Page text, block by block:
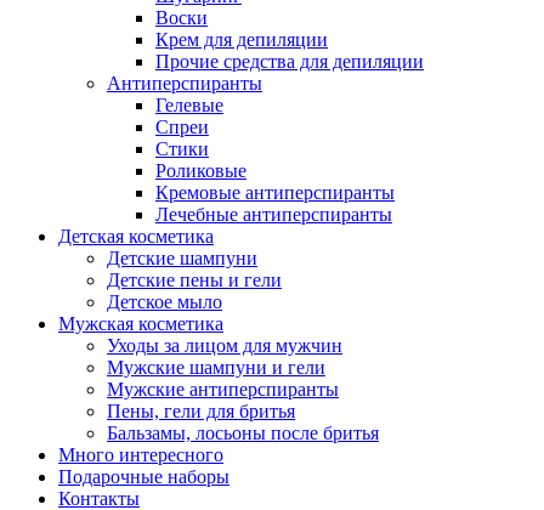
Воски
Крем для депиляции
Прочие средства для депиляции
Антиперспиранты
Гелевые
Спреи
Стики
Роликовые
Кремовые антиперспиранты
Лечебные антиперспиранты
Детская косметика
Детские шампуни
Детские пены и гели
Детское мыло
Мужская косметика
Уходы за лицом для мужчин
Мужские шампуни и гели
Мужские антиперспиранты
Пены, гели для бритья
Бальзамы, лосьоны после бритья
Много интересного
Подарочные наборы
Контакты